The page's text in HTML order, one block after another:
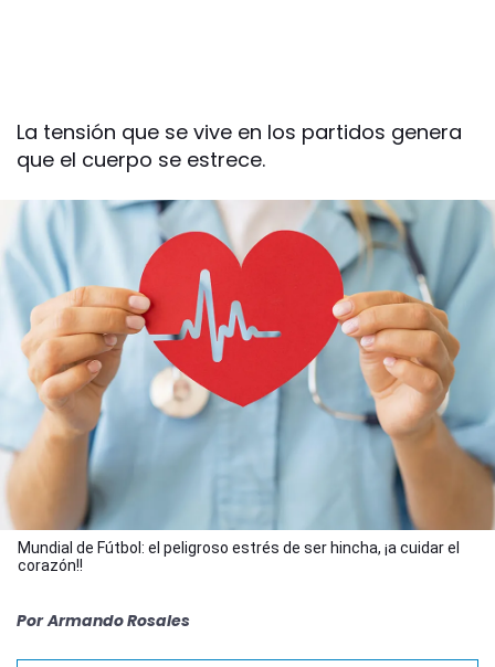
La tensión que se vive en los partidos genera
que el cuerpo se estrece.
Mundial de Fútbol: el peligroso estrés de ser hincha, ¡a cuidar el
corazón!!
Por Armando Rosales